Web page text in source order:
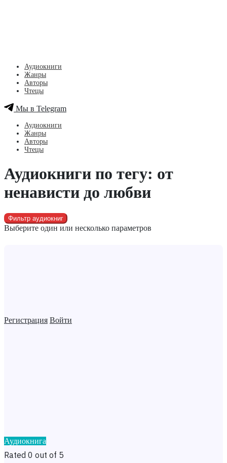
Регистрация Войти
Аудиокниги
Жанры
Авторы
Чтецы
Мы в Telegram
Аудиокниги
Жанры
Авторы
Чтецы
Аудиокниги по тегу: от
ненависти до любви
Фильтр аудиокниг
Выберите один или несколько параметров
Аудиокнига
Rated 0 out of 5